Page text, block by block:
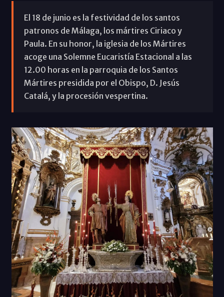
El 18 de junio es la festividad de los santos
patronos de Málaga, los mártires Ciriaco y
Paula. En su honor, la iglesia de los Mártires
acoge una Solemne Eucaristía Estacional a las
12.00 horas en la parroquia de los Santos
Mártires presidida por el Obispo, D. Jesús
Catalá, y la procesión vespertina.